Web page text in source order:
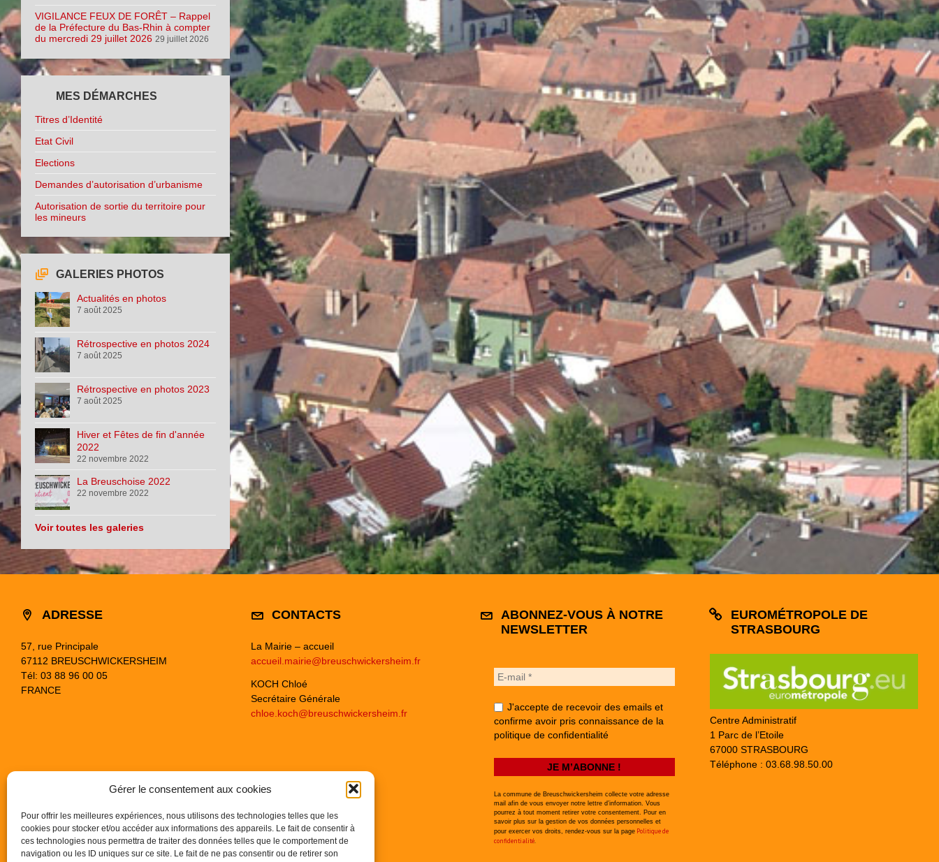
Gérer le consentement aux cookies
Pour offrir les meilleures expériences, nous utilisons des technologies telles que les
cookies pour stocker et/ou accéder aux informations des appareils. Le fait de consentir à
ces technologies nous permettra de traiter des données telles que le comportement de
navigation ou les ID uniques sur ce site. Le fait de ne pas consentir ou de retirer son
VIGILANCE FEUX DE FORÊT – Rappel
de la Préfecture du Bas-Rhin à compter
du mercredi 29 juillet 2026 29 juillet 2026
MES DÉMARCHES
Titres d’Identité
Etat Civil
Elections
Demandes d’autorisation d’urbanisme
Autorisation de sortie du territoire pour
les mineurs
GALERIES PHOTOS
Actualités en photos
7 août 2025
Rétrospective en photos 2024
7 août 2025
Rétrospective en photos 2023
7 août 2025
Hiver et Fêtes de fin d'année
2022
22 novembre 2022
La Breuschoise 2022
22 novembre 2022
Voir toutes les galeries
ADRESSE
57, rue Principale
67112 BREUSCHWICKERSHEIM
Tél: 03 88 96 00 05
FRANCE
CONTACTS
La Mairie – accueil
accueil.mairie@breuschwickersheim.fr
KOCH Chloé
Secrétaire Générale
chloe.koch@breuschwickersheim.fr
ABONNEZ-VOUS À NOTRE
NEWSLETTER
J'accepte de recevoir des emails et
confirme avoir pris connaissance de la
politique de confidentialité
La commune de Breuschwickersheim collecte votre adresse
mail afin de vous envoyer notre lettre d’information. Vous
pourrez à tout moment retirer votre consentement. Pour en
savoir plus sur la gestion de vos données personnelles et
pour exercer vos droits, rendez-vous sur la page Politique de
confidentialité
EUROMÉTROPOLE DE
STRASBOURG
Centre Administratif
1 Parc de l’Etoile
67000 STRASBOURG
Téléphone : 03.68.98.50.00